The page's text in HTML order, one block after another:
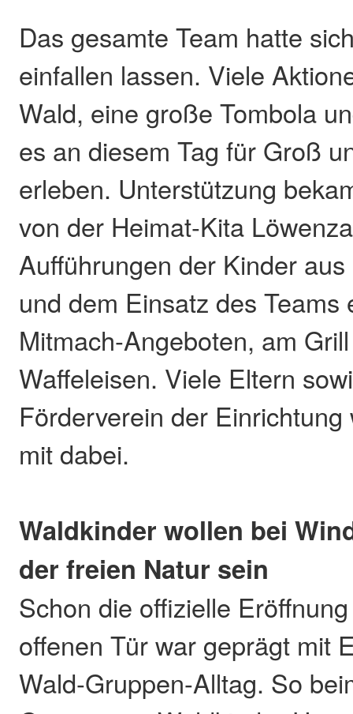
Das gesamte Team hatte
einfallen lassen. Viele
Wald, eine große Tombola
es an diesem Tag für Groß
erleben. Unterstützung
von der Heimat-Kita
Aufführungen der Kinder
und dem Einsatz des Teams
Mitmach-Angeboten, am
Waffeleisen. Viele Eltern
Förderverein der
mit dabei.
Waldkinder wollen bei
der freien Natur sein
Schon die offizielle
offenen Tür war geprägt mit
Wald-Gruppen-Alltag. So